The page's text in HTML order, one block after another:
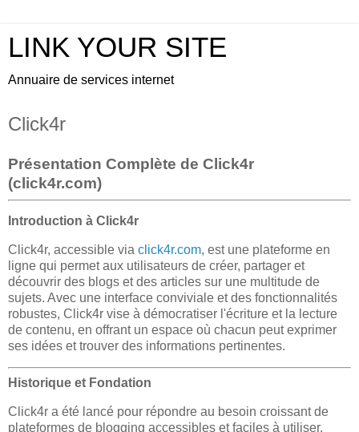
LINK YOUR SITE
Annuaire de services internet
Click4r
Présentation Complète de Click4r
(click4r.com)
Introduction à Click4r
Click4r, accessible via click4r.com, est une plateforme en
ligne qui permet aux utilisateurs de créer, partager et
découvrir des blogs et des articles sur une multitude de
sujets. Avec une interface conviviale et des fonctionnalités
robustes, Click4r vise à démocratiser l'écriture et la lecture
de contenu, en offrant un espace où chacun peut exprimer
ses idées et trouver des informations pertinentes.
Historique et Fondation
Click4r a été lancé pour répondre au besoin croissant de
plateformes de blogging accessibles et faciles à utiliser.